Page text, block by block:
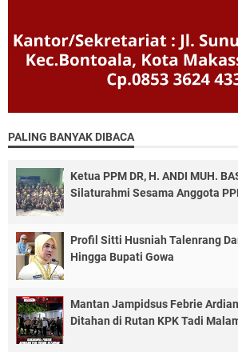
PALING BANYAK DIBACA
Ketua PPM DR, H. ANDI MUH.
Silaturahmi Sesama Anggota
Profil Sitti Husniah Talenrang
Hingga Bupati Gowa
Mantan Jampidsus Febrie
Ditahan di Rutan KPK Tadi